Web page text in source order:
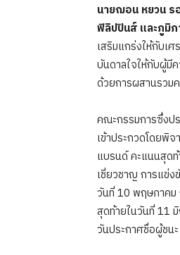
นายฌอน หยวน ร
ฟิลิปปินส์ และภูมิภ
เสริมแกร่งให้กับเ
บันดาลใจให้กับผู้มี
ด้วยการผสานรวม
คณะกรรมการซึ่งป
เข้าประกวดโดยพิ
แบรนด์ คะแนนสุด
เชี่ยวชาญ การแข่
วันที่ 10 พฤษภาคม
สุดท้ายในวันที่ 11
วันประกาศชื่อผู้ชนะ